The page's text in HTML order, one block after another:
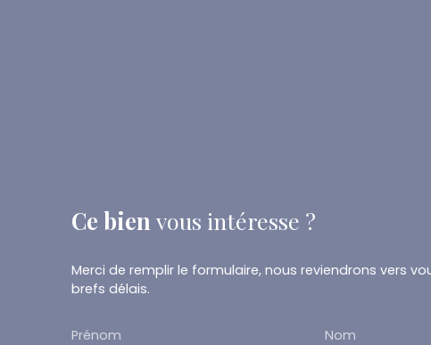
Ce bien vous intéresse ?
Merci de remplir le formulaire, nous reviendrons vers
brefs délais.
Prénom Nom